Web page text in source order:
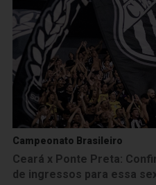
Campeonato Brasileiro
Ceará x Ponte Preta:
de ingressos para essa